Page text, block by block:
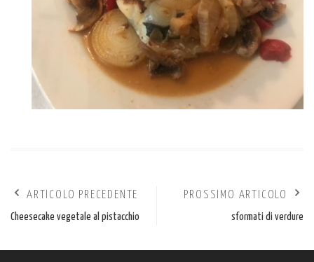
ARTICOLO PRECEDENTE
Cheesecake vegetale al pistacchio
PROSSIMO ARTICOLO
sformati di verdure